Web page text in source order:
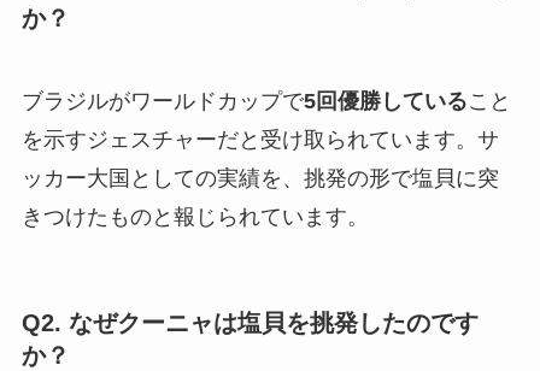
か？
ブラジルがワールドカップで5回優勝していること
を示すジェスチャーだと受け取られています。サ
ッカー大国としての実績を、挑発の形で塩貝に突
きつけたものと報じられています。
Q2. なぜクーニャは塩貝を挑発したのです
か？